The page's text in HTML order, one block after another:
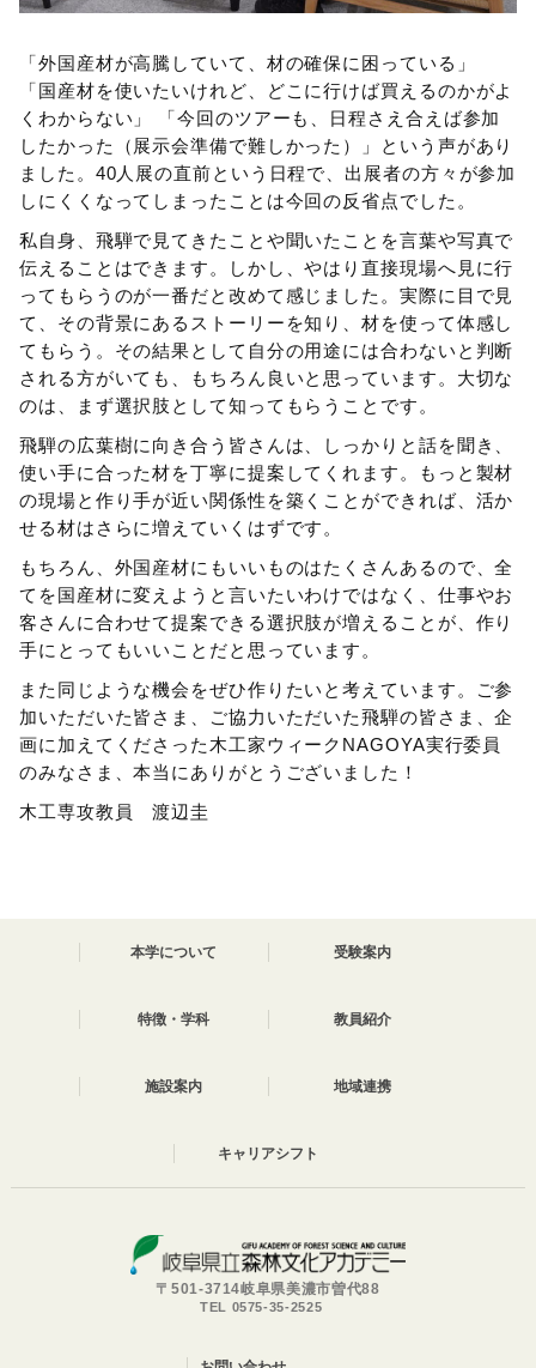
「外国産材が高騰していて、材の確保に困っている」
「国産材を使いたいけれど、どこに行けば買えるのかがよ
くわからない」 「今回のツアーも、日程さえ合えば参加
したかった（展示会準備で難しかった）」という声があり
ました。40人展の直前という日程で、出展者の方々が参加
しにくくなってしまったことは今回の反省点でした。
私自身、飛騨で見てきたことや聞いたことを言葉や写真で
伝えることはできます。しかし、やはり直接現場へ見に行
ってもらうのが一番だと改めて感じました。実際に目で見
て、その背景にあるストーリーを知り、材を使って体感し
てもらう。その結果として自分の用途には合わないと判断
される方がいても、もちろん良いと思っています。大切な
のは、まず選択肢として知ってもらうことです。
飛騨の広葉樹に向き合う皆さんは、しっかりと話を聞き、
使い手に合った材を丁寧に提案してくれます。もっと製材
の現場と作り手が近い関係性を築くことができれば、活か
せる材はさらに増えていくはずです。
もちろん、外国産材にもいいものはたくさんあるので、全
てを国産材に変えようと言いたいわけではなく、仕事やお
客さんに合わせて提案できる選択肢が増えることが、作り
手にとってもいいことだと思っています。
また同じような機会をぜひ作りたいと考えています。ご参
加いただいた皆さま、ご協力いただいた飛騨の皆さま、企
画に加えてくださった木工家ウィークNAGOYA実行委員
のみなさま、本当にありがとうございました！
木工専攻教員 渡辺圭
本学について 受験案内
特徴・学科 教員紹介
施設案内 地域連携
キャリアシフト
〒501-3714岐阜県美濃市曽代88
TEL 0575-35-2525